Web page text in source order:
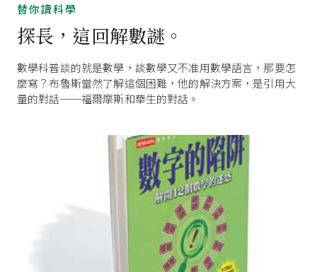
替你讀科學
探長，這回解數謎。
數學科普談的就是數學，談數學又不准用數學語言，那要怎
麼寫？布魯斯當然了解這個困難，他的解決方案，是引用大
量的對話──福爾摩斯和華生的對話。